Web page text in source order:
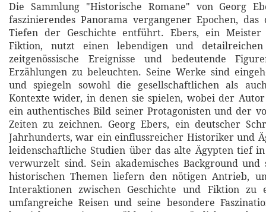
Die Sammlung "Historische Romane" von Georg
faszinierendes Panorama vergangener Epochen,
Tiefen der Geschichte entführt. Ebers, ein Meister
Fiktion, nutzt einen lebendigen und
zeitgenössische Ereignisse und bedeutende
Erzählungen zu beleuchten. Seine Werke sind
und spiegeln sowohl die gesellschaftlichen als
Kontexte wider, in denen sie spielen, wobei der
ein authentisches Bild seiner Protagonisten und der
Zeiten zu zeichnen. Georg Ebers, ein deutscher
Jahrhunderts, war ein einflussreicher Historiker und
leidenschaftliche Studien über das alte Ägypten tief in
verwurzelt sind. Sein akademisches Background und
historischen Themen liefern den nötigen Antrieb,
Interaktionen zwischen Geschichte und Fiktion zu
umfangreiche Reisen und seine besondere